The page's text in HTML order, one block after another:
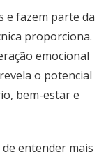
e fazem parte da
proporciona.
emocional
o potencial
bem-estar e
entender mais